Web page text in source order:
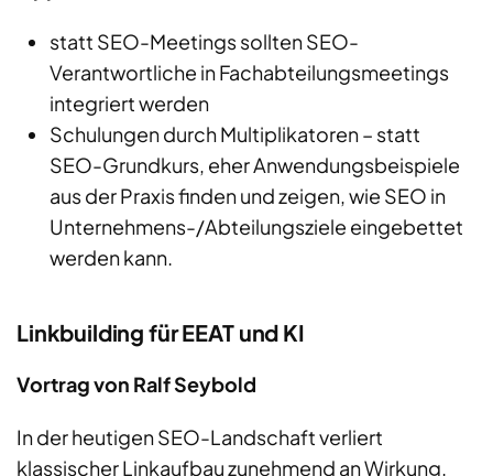
statt SEO-MeetingssolltenSEO-
Verantwortliche in Fachabteilungsmeetings
integriert werden
Schulungen durch Multiplikatoren – statt
SEO-Grundkurs, eher Anwendungsbeispiele
aus der Praxis finden und zeigen,wie SEO in
Unternehmens-/Abteilungsziele eingebettet
werden kann.
Linkbuilding für EEAT und KI
Vortrag von Ralf Seybold
In der heutigen SEO-Landschaft verliert
klassischer Linkaufbau zunehmend an Wirkung.